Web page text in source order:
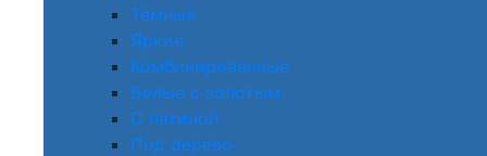
Темные
Яркие
Комбинированные
Белые с золотым
С патиной
Под дерево